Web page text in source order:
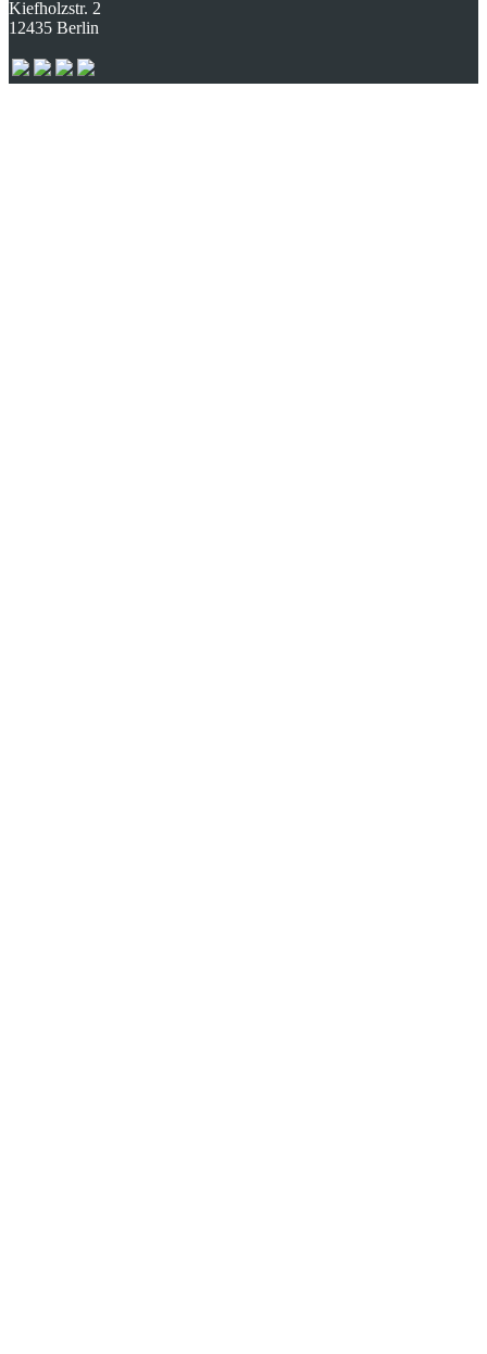
Kiefholzstr. 2
12435 Berlin